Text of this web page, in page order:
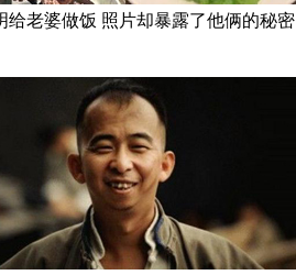
给老婆做饭 照片却暴露了他俩的秘密